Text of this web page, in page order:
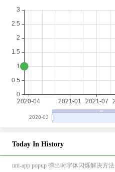
Today In History
uni-app popup 弹出时字体闪烁解决方法